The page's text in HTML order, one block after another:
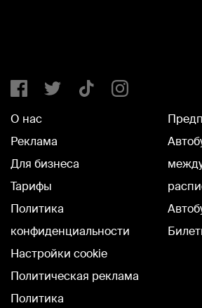
О нас
Реклама
Для бизнеса
Тарифы
Политика
конфиденциальности
Настройки cookie
Политическая реклама
Политика